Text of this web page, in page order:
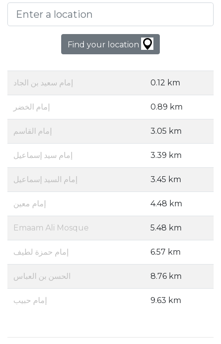
Find your location
إمام سعيد بن الجاد 0.12 km
إمام الخضر 0.89 km
إمام القاسم 3.05 km
إمام سيد إسماعيل 3.39 km
إمام السيد إسماعيل 3.45 km
إمام معين 4.48 km
Emaam Ali Mosque 5.48 km
إمام حمزة لطيف 6.57 km
الحسن بن العباس 8.76 km
إمام حبيب 9.63 km